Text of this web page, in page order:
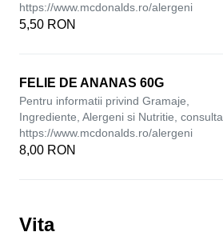
https://www.mcdonalds.ro/alergeni
5,50 RON
FELIE DE ANANAS 60G
Pentru informatii privind Gramaje,
Ingrediente, Alergeni si Nutritie, consulta
https://www.mcdonalds.ro/alergeni
8,00 RON
Vita